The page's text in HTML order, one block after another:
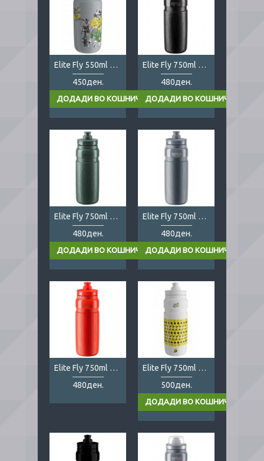
Elite Fly 550ml Tour de France Femmes
450ден.
Elite Fly 750ml Tex black
480ден.
Elite Fly 750ml Tex green
480ден.
Elite Fly 750ml Tex grey
480ден.
Elite Fly 750ml Tex red
480ден.
Elite Fly 750ml Tour de France
500ден.